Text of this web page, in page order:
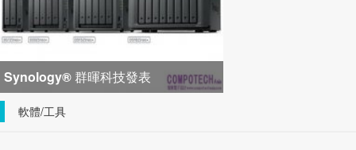
Synology® 群暉科技發表
DiskStation neo+ 系列，以低入手門
軟體/工具